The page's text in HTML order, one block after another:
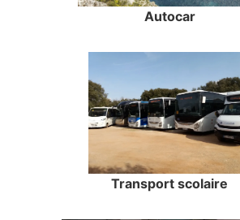
Autocar
Transport scolaire